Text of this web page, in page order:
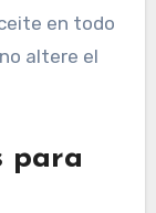
en todo
altere el
para